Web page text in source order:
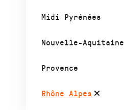
Midi Pyrénées
Nouvelle-Aquitaine
Provence
Rhône Alpes